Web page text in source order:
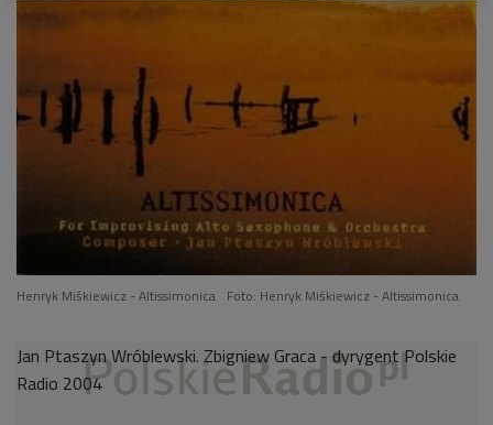
Henryk Miśkiewicz - Altissimonica Foto: Henryk Miśkiewicz - Altissimonica
Jan Ptaszyn Wróblewski. Zbigniew Graca - dyrygent Polskie
Radio 2004